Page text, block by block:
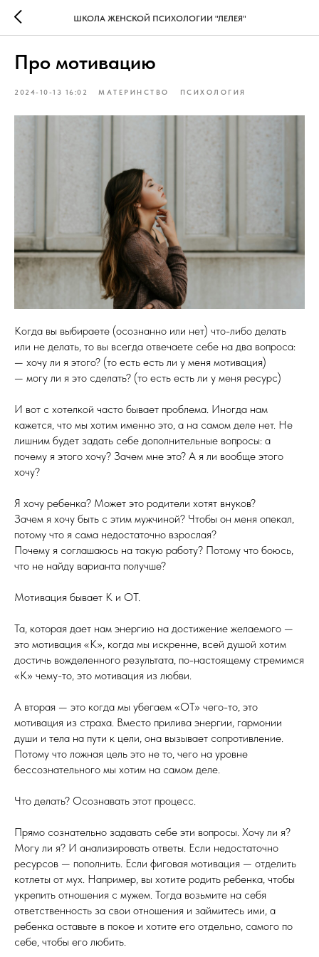
ШКОЛА ЖЕНСКОЙ ПСИХОЛОГИИ "ЛЕЛЕЯ"
Про мотивацию
2024-10-13 16:02 МАТЕРИНСТВО ПСИХОЛОГИЯ
Когда вы выбираете (осознанно или нет) что-либо делать
или не делать, то вы всегда отвечаете себе на два вопроса:
— хочу ли я этого? (то есть есть ли у меня мотивация)
— могу ли я это сделать? (то есть есть ли у меня ресурс)
И вот с хотелкой часто бывает проблема. Иногда нам
кажется, что мы хотим именно это, а на самом деле нет. Не
лишним будет задать себе дополнительные вопросы: а
почему я этого хочу? Зачем мне это? А я ли вообще этого
хочу?
Я хочу ребенка? Может это родители хотят внуков?
Зачем я хочу быть с этим мужчиной? Чтобы он меня опекал,
потому что я сама недостаточно взрослая?
Почему я соглашаюсь на такую работу? Потому что боюсь,
что не найду варианта получше?
Мотивация бывает К и ОТ.
Та, которая дает нам энергию на достижение желаемого —
это мотивация «К», когда мы искренне, всей душой хотим
достичь вожделенного результата, по-настоящему стремимся
«К» чему-то, это мотивация из любви.
А вторая — это когда мы убегаем «ОТ» чего-то, это
мотивация из страха. Вместо прилива энергии, гармонии
души и тела на пути к цели, она вызывает сопротивление.
Потому что ложная цель это не то, чего на уровне
бессознательного мы хотим на самом деле.
Что делать? Осознавать этот процесс.
Прямо сознательно задавать себе эти вопросы. Хочу ли я?
Могу ли я? И анализировать ответы. Если недостаточно
ресурсов — пополнить. Если фиговая мотивация — отделить
котлеты от мух. Например, вы хотите родить ребенка, чтобы
укрепить отношения с мужем. Тогда возьмите на себя
ответственность за свои отношения и займитесь ими, а
ребенка оставьте в покое и хотите его отдельно, самого по
себе, чтобы его любить.